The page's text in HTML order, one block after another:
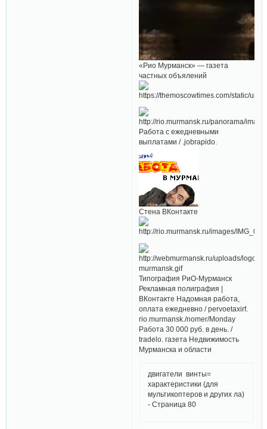
«Рио Мурманск» — газета
частных объялений
Работа с ежедневными
выплатами / .jobrapido.
Стена ВКонтакте
Типография РиО-Мурманск
Рекламная полиграфия |
ВКонтакте Надомная работа,
оплата ежедневно / pervoetaxirf.
rio.murmansk./nomer/Monday
Работа 30 000 руб. в день. /
tradelo. газета Недвижимость
Мурманска и области
двигатели винты=
характеристики (для
мультикоптеров и других ла)
- Страница 80